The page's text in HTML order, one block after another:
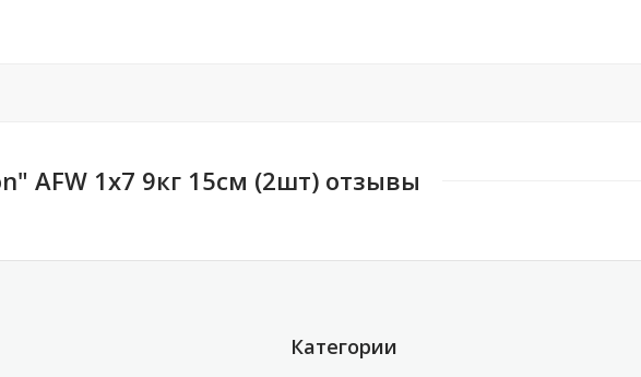
AFW 1x7 9кг 15см (2шт) отзывы
Категории